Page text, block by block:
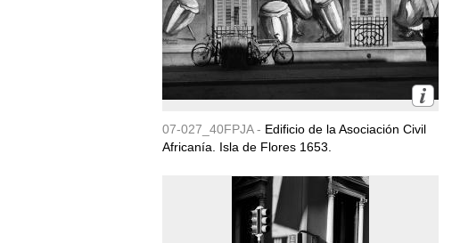
07-027_40FPJA - Edificio de la Asociación Civil
Africanía. Isla de Flores 1653.